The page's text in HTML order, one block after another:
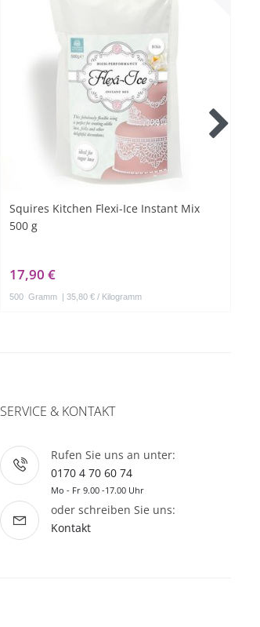
Squires Kitchen Flexi-Ice Instant Mix
500 g
17,90 €
500 Gramm | 35,80 € / Kilogramm
SERVICE & KONTAKT
Rufen Sie uns an unter:
0170 4 70 60 74
Mo - Fr 9.00 -17.00 Uhr
oder schreiben Sie uns:
Kontakt